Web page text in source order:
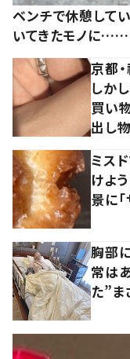
ベンチで休憩して
いてきたモノに……
京都
しか
買い
出し
ミス
けよ
景に
胸部
常は
た”